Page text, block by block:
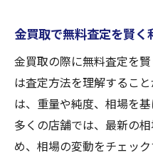
金買取で無料査定を賢く
金買取の際に無料査定を
は査定方法を理解するこ
は、重量や純度、相場を
多くの店舗では、最新の
め、相場の変動をチェッ